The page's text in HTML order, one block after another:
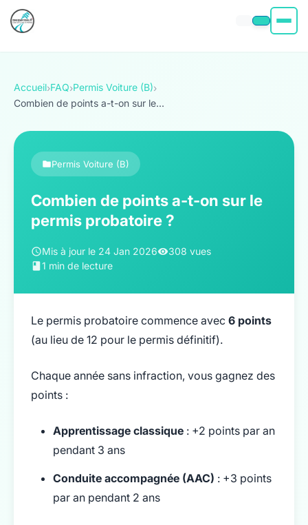
Permis voiture
Permis Bateau
Poids Lourd
À propos
Accueil›FAQ›Permis Voiture (B)›
Combien de points a-t-on sur le...
Permis Voiture (B)
Combien de points a-t-on sur le
permis probatoire ?
Mis à jour le 24 Jan 2026
308 vues
1 min de lecture
Le permis probatoire commence avec 6 points
(au lieu de 12 pour le permis définitif).
Chaque année sans infraction, vous gagnez des
points :
Apprentissage classique : +2 points par an
pendant 3 ans
Conduite accompagnée (AAC) : +3 points
par an pendant 2 ans